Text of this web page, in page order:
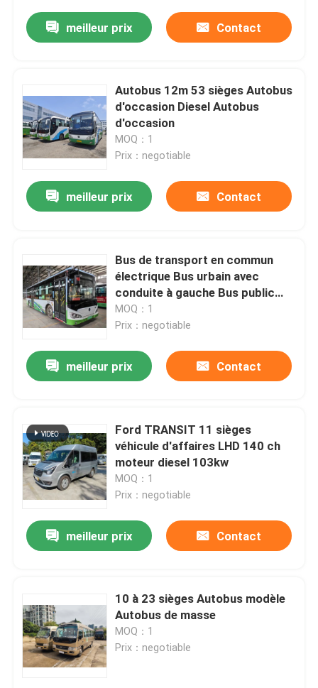
Produits
meilleur prix Contact
Autobus 12m 53 sièges Autobus
d'occasion Diesel Autobus
d'occasion
MOQ：1
Prix：negotiable
meilleur prix Contact
Bus de transport en commun
électrique Bus urbain avec
conduite à gauche Bus public
20-40 places
MOQ：1
Prix：negotiable
meilleur prix Contact
Ford TRANSIT 11 sièges
véhicule d'affaires LHD 140 ch
moteur diesel 103kw
MOQ：1
Prix：negotiable
meilleur prix Contact
10 à 23 sièges Autobus modèle
Autobus de masse
MOQ：1
Prix：negotiable